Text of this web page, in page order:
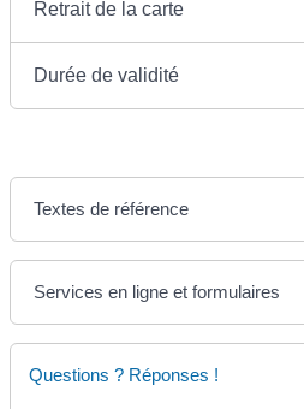
Retrait de la carte
Durée de validité
Textes de référence
Services en ligne et formulaires
Questions ? Réponses !